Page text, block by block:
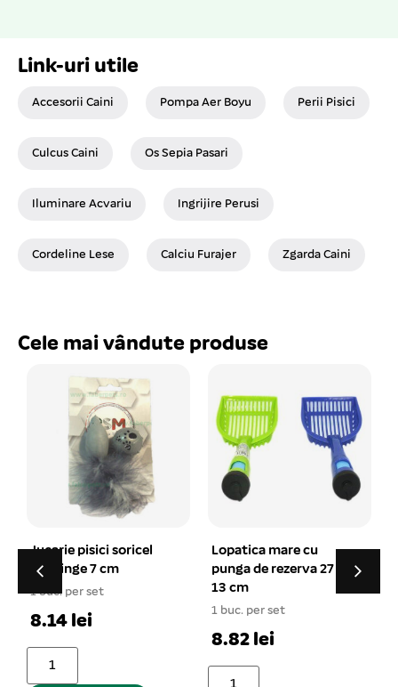
Link-uri utile
Accesorii Caini Pompa Aer Boyu Perii Pisici
Culcus Caini Os Sepia Pasari
Iluminare Acvariu Ingrijire Perusi
Cordeline Lese Calciu Furajer Zgarda Caini
Cele mai vândute produse
Lopatica mare cu
punga de rezerva 27 x
13 cm
1 buc. per set
Haina fas captusita cu
gluga si dunga L – 14#
rosu
1 buc. per set
52.33 lei